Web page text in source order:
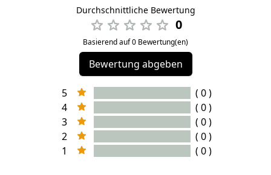
Durchschnittliche Bewertung
0
Basierend auf 0 Bewertung(en)
Bewertung abgeben
5
( 0 )
4
( 0 )
3
( 0 )
2
( 0 )
1
( 0 )